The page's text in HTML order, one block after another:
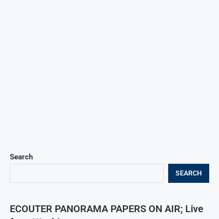
Search
SEARCH
ECOUTER PANORAMA PAPERS ON AIR; Live